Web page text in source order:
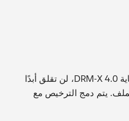
كيف يحمي Haihaisoft DRM-X 4.0 ملفاتك مع ضمان الحفاظ على التحكم حتى عند مشاركتها على نطاق واسع؟ من خلال حماية DRM-X 4.0، لن تقلق أبدًا
يتم دمج الترخيص مع